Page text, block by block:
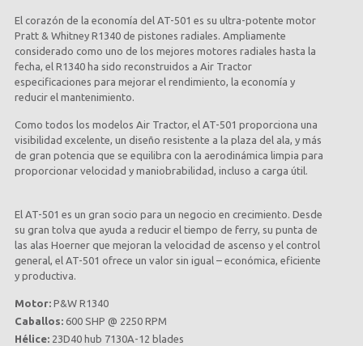
El corazón de la economía del AT-501 es su ultra-potente motor
Pratt & Whitney R1340 de pistones radiales. Ampliamente
considerado como uno de los mejores motores radiales hasta la
fecha, el R1340 ha sido reconstruidos a Air Tractor
especificaciones para mejorar el rendimiento, la economía y
reducir el mantenimiento.
Como todos los modelos Air Tractor, el AT-501 proporciona una
visibilidad excelente, un diseño resistente a la plaza del ala, y más
de gran potencia que se equilibra con la aerodinámica limpia para
proporcionar velocidad y maniobrabilidad, incluso a carga útil.
El AT-501 es un gran socio para un negocio en crecimiento. Desde
su gran tolva que ayuda a reducir el tiempo de ferry, su punta de
las alas Hoerner que mejoran la velocidad de ascenso y el control
general, el AT-501 ofrece un valor sin igual – económica, eficiente
y productiva.
Motor:P&W R1340
Caballos:600 SHP @ 2250 RPM
Hélice:23D40 hub 7130A-12 blades